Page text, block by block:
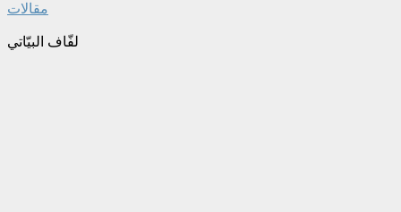
مقالات
لفّاف البيّاتي